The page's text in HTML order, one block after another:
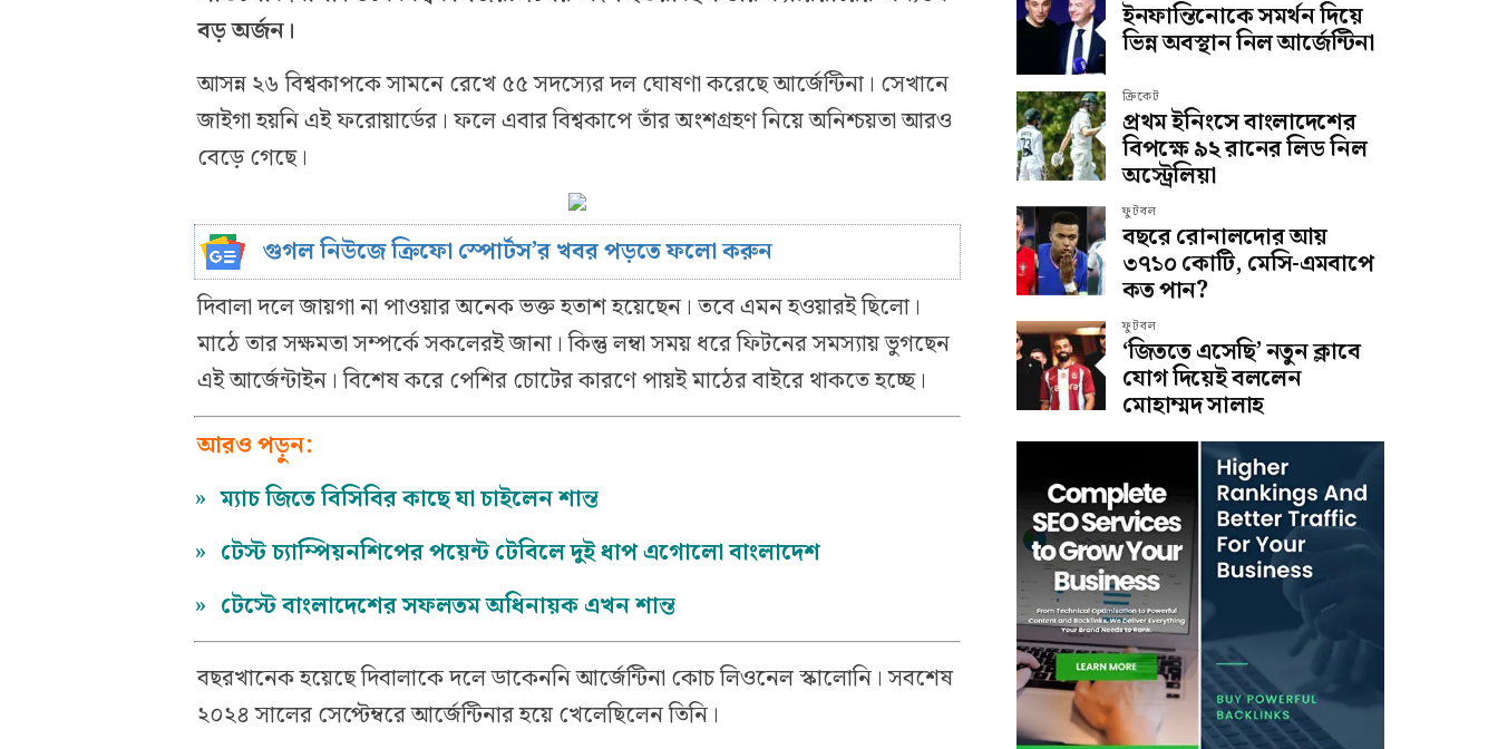
বড় অর্জন।
আসন্ন ২৬ বিশ্বকাপকে সামনে রেখে ৫৫ সদস্যের দল ঘোষণা করেছে আর্জেন্টিনা। সেখানে
জাইগা হয়নি এই ফরোয়ার্ডের। ফলে এবার বিশ্বকাপে তাঁর অংশগ্রহণ নিয়ে অনিশ্চয়তা আরও
বেড়ে গেছে।
গুগল নিউজে ক্রিফো স্পোর্টস’র খবর পড়তে ফলো করুন
দিবালা দলে জায়গা না পাওয়ার অনেক ভক্ত হতাশ হয়েছেন। তবে এমন হওয়ারই ছিলো।
মাঠে তার সক্ষমতা সম্পর্কে সকলেরই জানা। কিন্তু লম্বা সময় ধরে ফিটনের সমস্যায় ভুগছেন
এই আর্জেন্টাইন। বিশেষ করে পেশির চোটের কারণে পায়ই মাঠের বাইরে থাকতে হচ্ছে।
আরও পড়ুন:
» ম্যাচ জিতে বিসিবির কাছে যা চাইলেন শান্ত
» টেস্ট চ্যাম্পিয়নশিপের পয়েন্ট টেবিলে দুই ধাপ এগোলো বাংলাদেশ
» টেস্টে বাংলাদেশের সফলতম অধিনায়ক এখন শান্ত
বছরখানেক হয়েছে দিবালাকে দলে ডাকেননি আর্জেন্টিনা কোচ লিওনেল স্কালোনি। সবশেষ
২০২৪ সালের সেপ্টেম্বরে আর্জেন্টিনার হয়ে খেলেছিলেন তিনি।
ইনফান্তিনোকে সমর্থন দিয়ে
ভিন্ন অবস্থান নিল আর্জেন্টিনা
ক্রিকেট
প্রথম ইনিংসে বাংলাদেশের
বিপক্ষে ৯২ রানের লিড নিল
অস্ট্রেলিয়া
ফুটবল
বছরে রোনালদোর আয়
৩৭১০ কোটি, মেসি-এমবাপে
কত পান?
ফুটবল
‘জিততে এসেছি’ নতুন ক্লাবে
যোগ দিয়েই বললেন
মোহাম্মদ সালাহ